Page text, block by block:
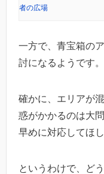
者の広場
一方で、青宝箱の
討になるようです。
確かに、エリアが
惑がかかるのは大
早めに対応してほ
というわけで、ど